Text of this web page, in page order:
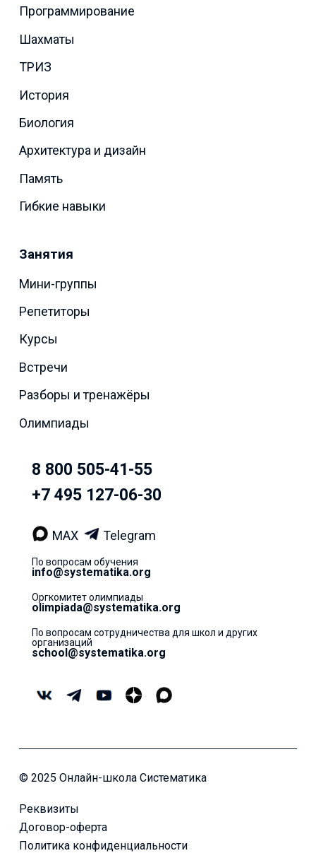
Программирование
Шахматы
ТРИЗ
История
Биология
Архитектура и дизайн
Память
Гибкие навыки
Занятия
Мини-группы
Репетиторы
Курсы
Встречи
Разборы и тренажёры
Олимпиады
8 800 505-41-55
+7 495 127-06-30
MAX Telegram
По вопросам обучения
info@systematika.org
Оргкомитет олимпиады
olimpiada@systematika.org
По вопросам сотрудничества для школ и других
организаций
school@systematika.org
© 2025 Онлайн-школа Систематика
Реквизиты
Договор-оферта
Политика конфиденциальности